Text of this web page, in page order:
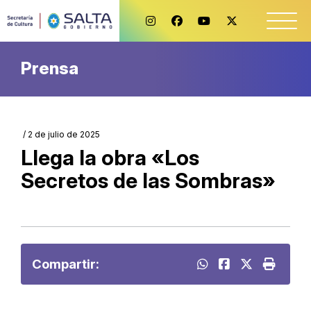
Prensa
/ 2 de julio de 2025
Llega la obra «Los
Secretos de las Sombras»
Compartir: